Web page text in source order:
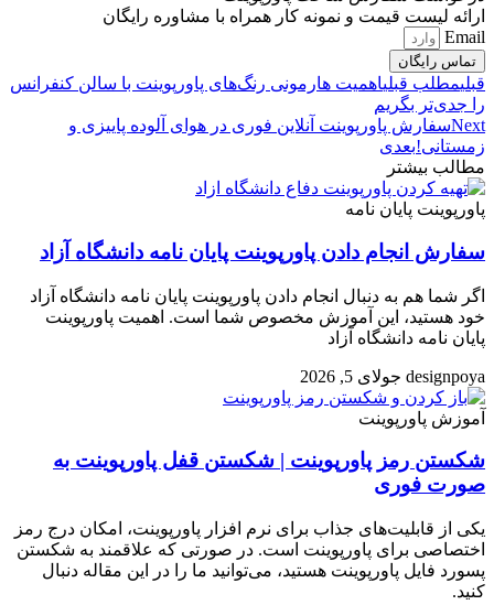
ارائه لیست قیمت و نمونه کار همراه با مشاوره رایگان
Email
تماس رایگان
قبلیمطلب قبلیاهمیت هارمونی رنگ‌های پاورپوینت با سالن کنفرانس
را جدی‌تر بگریم
Nextسفارش پاورپوینت آنلاین فوری در هوای آلوده پاییزی و
زمستانی!بعدی
مطالب بیشتر
پاورپوینت پایان نامه
سفارش انجام دادن پاورپوینت پایان نامه دانشگاه آزاد
اگر شما هم به دنبال انجام دادن پاورپوینت پایان نامه دانشگاه آزاد
خود هستید، این آموزش مخصوص شما است. اهمیت پاورپوینت
پایان نامه دانشگاه آزاد
designpoya جولای 5, 2026
آموزش پاورپوینت
شکستن رمز پاورپوینت | شکستن قفل پاورپوینت به
صورت فوری
یکی از قابلیت‌های جذاب برای نرم افزار پاورپوینت، امکان درج رمز
اختصاصی برای پاورپوینت است. در صورتی که علاقمند به شکستن
پسورد فایل پاورپوینت هستید، می‌توانید ما را در این مقاله دنبال
کنید.